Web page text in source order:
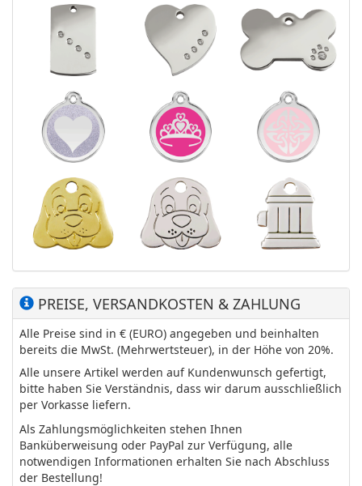
PREISE, VERSANDKOSTEN & ZAHLUNG
Alle Preise sind in € (EURO) angegeben und beinhalten
bereits die MwSt. (Mehrwertsteuer), in der Höhe von 20%.
Alle unsere Artikel werden auf Kundenwunsch gefertigt,
bitte haben Sie Verständnis, dass wir darum ausschließlich
per Vorkasse liefern.
Als Zahlungsmöglichkeiten stehen Ihnen
Banküberweisung oder PayPal zur Verfügung, alle
notwendigen Informationen erhalten Sie nach Abschluss
der Bestellung!